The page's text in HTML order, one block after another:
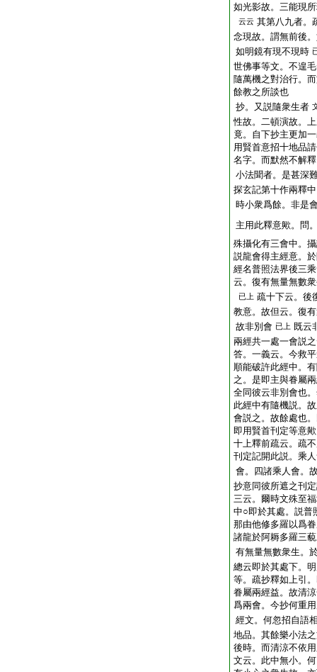
如光影故。三能現
云云 其第八九者。
念現故。謂無前後
如明鏡有現不現時
世佛事等文。不遑
隨萬機之對治行。
餘教之所談也
抄。又説隨衆生者
性故。二頓演故。
竟。自下抄主更加
用賢首意招十地品
名字。而默然不解
小法聞者。是甚深
探玄記第十作兩釋
時小衆爲餘。非是
主用此釋意歟。問
殊攝化有三會中。
説龍會得主經意。
經名普照法界後三
云。復有無量無數
已上 疏十下云。後
教意。故但云。復
故非別會 已上 既云
兩經共一處一會説
答。一義云。今救
順能破許此經中。
之。是即主與眷屬
全同彼云非別會也
此經中有隨機説。
會説之。故餘處也
即用賢首刊定等意
十上釋前疏云。疏
刊定記開此説。乘
會。四諸乘人會。
抄意同彼所遮之刊
三云。爾時文殊至
中○即於其處。説普
那由他修多羅以爲
諸龍於阿耨多羅三
有無量無數衆生。
總云即於其處下。
等。疏抄釋如上引
眷屬兩經益。故清
爲兩會。今抄何重
經文。何忽招自語
地品。其餘樂小法
後時。而清涼不依
文云。此中無小。